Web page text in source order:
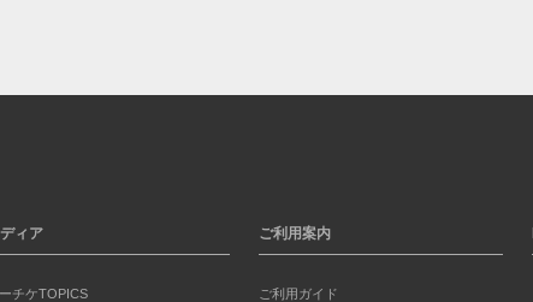
ィア
チケTOPICS
ご利用案内
ご利用ガイド